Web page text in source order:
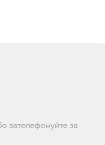
зателефонуйте за